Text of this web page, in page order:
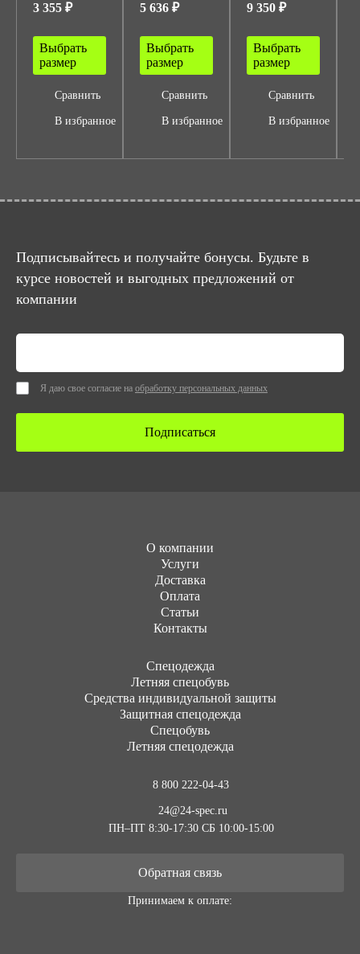
3 355 ₽
Выбрать
размер
Сравнить
В избранное
5 636 ₽
Выбрать
размер
Сравнить
В избранное
9 350 ₽
Выбрать
размер
Сравнить
В избранное
Подписывайтесь и получайте бонусы. Будьте в
курсе новостей и выгодных предложений от
компании
Я даю свое согласие на обработку персональных данных
Подписаться
О компании
Услуги
Доставка
Оплата
Статьи
Контакты
Cпецодежда
Летняя спецобувь
Средства индивидуальной защиты
Защитная спецодежда
Спецобувь
Летняя спецодежда
8 800 222-04-43
24@24-spec.ru
ПН–ПТ 8:30-17:30 СБ 10:00-15:00
Обратная связь
Принимаем к оплате: